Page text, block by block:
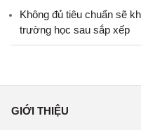
Không đủ tiêu chuẩn sẽ
trường học sau sắp xếp
GIỚI THIỆU